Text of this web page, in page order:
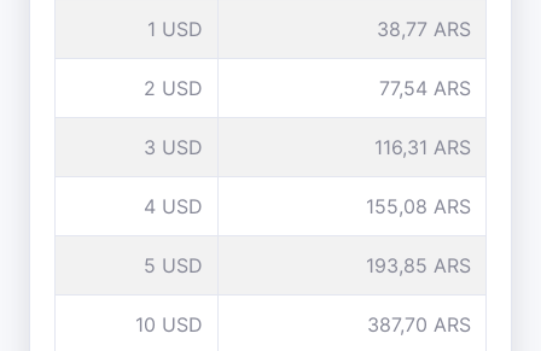
1 USD 38,77 ARS
2 USD 77,54 ARS
3 USD 116,31 ARS
4 USD 155,08 ARS
5 USD 193,85 ARS
10 USD 387,70 ARS